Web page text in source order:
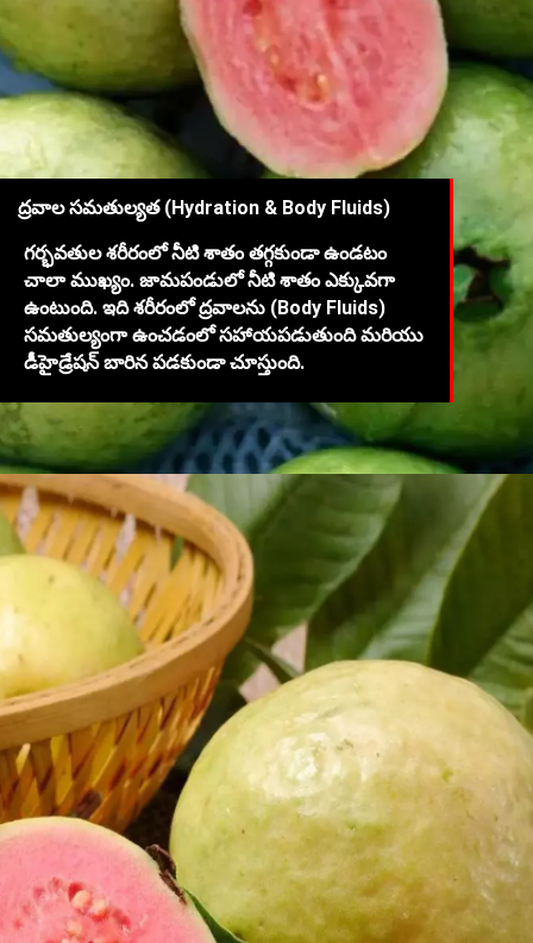
ద్రవాల సమతుల్యత (Hydration & Body Fluids)
గర్భవతుల శరీరంలో నీటి శాతం తగ్గకుండా ఉండటం
చాలా ముఖ్యం. జామపండులో నీటి శాతం ఎక్కువగా
ఉంటుంది. ఇది శరీరంలో ద్రవాలను (Body Fluids)
సమతుల్యంగా ఉంచడంలో సహాయపడుతుంది మరియు
డీహైడ్రేషన్ బారిన పడకుండా చూస్తుంది.